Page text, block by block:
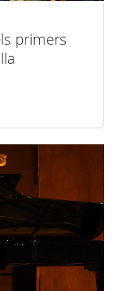
primers